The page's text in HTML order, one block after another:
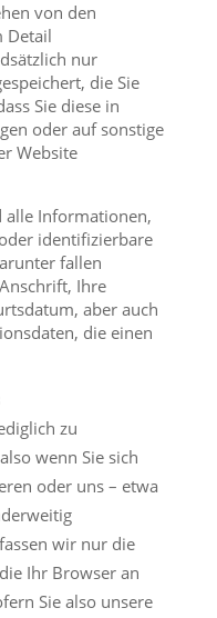
von den
Detail
nur
die Sie
Sie diese in
oder auf sonstige
Website
alle Informationen,
identifizierbare
fallen
Ihre
aber auch
die einen
zu
wenn Sie sich
oder uns – etwa
wir nur die
Ihr Browser an
Sie also unsere